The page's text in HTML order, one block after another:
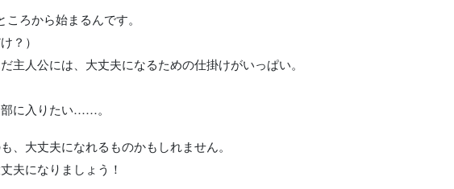
ろから始まるんです。
？）
主人公には、大丈夫になるための仕掛けがいっぱい。
に入りたい……。
、大丈夫になれるものかもしれません。
夫になりましょう！